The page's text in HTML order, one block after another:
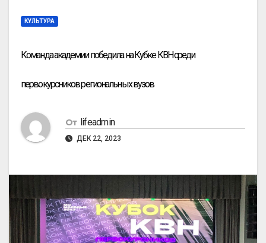
КУЛЬТУРА
Команда академии победила на Кубке КВН среди
первокурсников региональных вузов
От lifeadmin
ДЕК 22, 2023